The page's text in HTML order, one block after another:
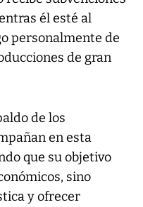
él esté al
personalmente de
de gran
de los
en esta
que su objetivo
sino
y ofrecer